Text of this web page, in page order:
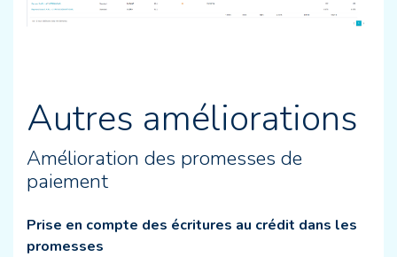
Autres améliorations
Amélioration des promesses de
paiement
Prise en compte des écritures au crédit dans les
promesses